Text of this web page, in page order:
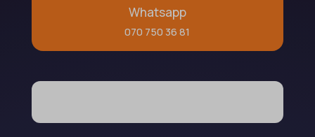
Whatsapp
070 750 36 81